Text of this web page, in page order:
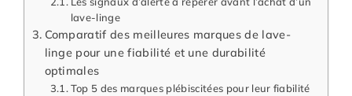
lave-linge
Comparatif des meilleures marques de lave-
linge pour une fiabilité et une durabilité
optimales
Top 5 des marques plébiscitées pour leur fiabilité